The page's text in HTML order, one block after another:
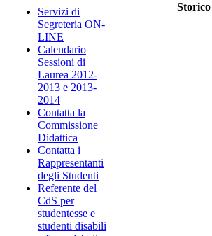
Servizi di
Segreteria ON-
LINE
Calendario
Sessioni di
Laurea 2012-
2013 e 2013-
2014
Contatta la
Commissione
Didattica
Contatta i
Rappresentanti
degli Studenti
Referente del
CdS per
studentesse e
studenti disabili
Storico